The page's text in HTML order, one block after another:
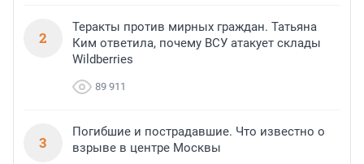
2
Теракты против мирных граждан. Татьяна
Ким ответила, почему ВСУ атакует склады
Wildberries
89 911
3
Погибшие и пострадавшие. Что известно о
взрыве в центре Москвы